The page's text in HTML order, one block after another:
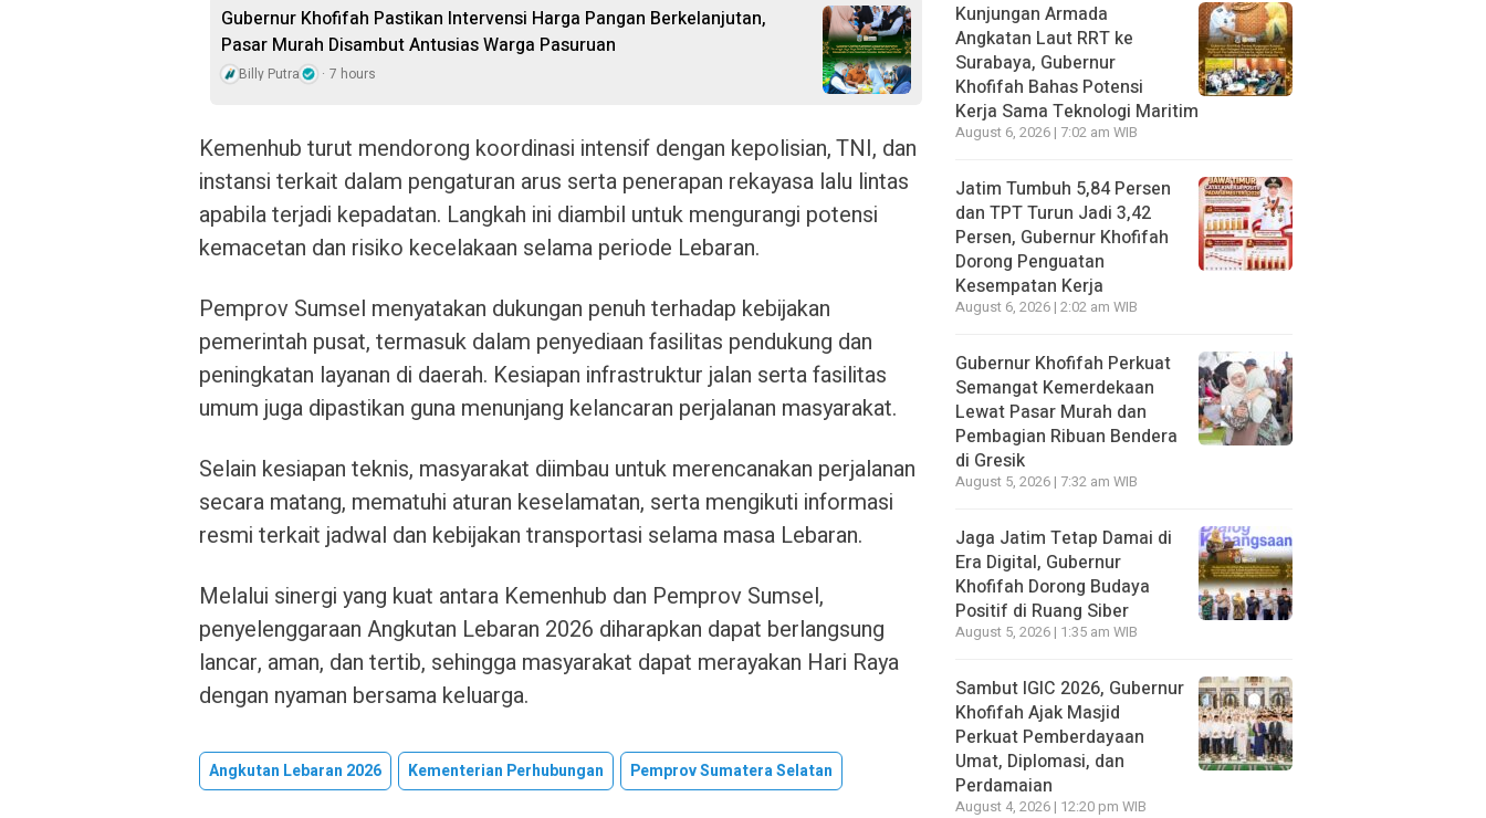
Gubernur Khofifah Pastikan Intervensi Harga Pangan Berkelanjutan,
Pasar Murah Disambut Antusias Warga Pasuruan
Billy Putra 7 hours
Kemenhub turut mendorong koordinasi intensif dengan kepolisian, TNI, dan
instansi terkait dalam pengaturan arus serta penerapan rekayasa lalu lintas
apabila terjadi kepadatan. Langkah ini diambil untuk mengurangi potensi
kemacetan dan risiko kecelakaan selama periode Lebaran.
Pemprov Sumsel menyatakan dukungan penuh terhadap kebijakan
pemerintah pusat, termasuk dalam penyediaan fasilitas pendukung dan
peningkatan layanan di daerah. Kesiapan infrastruktur jalan serta fasilitas
umum juga dipastikan guna menunjang kelancaran perjalanan masyarakat.
Selain kesiapan teknis, masyarakat diimbau untuk merencanakan perjalanan
secara matang, mematuhi aturan keselamatan, serta mengikuti informasi
resmi terkait jadwal dan kebijakan transportasi selama masa Lebaran.
Melalui sinergi yang kuat antara Kemenhub dan Pemprov Sumsel,
penyelenggaraan Angkutan Lebaran 2026 diharapkan dapat berlangsung
lancar, aman, dan tertib, sehingga masyarakat dapat merayakan Hari Raya
dengan nyaman bersama keluarga.
Angkutan Lebaran 2026 Kementerian Perhubungan Pemprov Sumatera Selatan
Kunjungan Armada
Angkatan Laut RRT ke
Surabaya, Gubernur
Khofifah Bahas Potensi
Kerja Sama Teknologi Maritim
August 6, 2026 | 7:02 am WIB
Jatim Tumbuh 5,84 Persen
dan TPT Turun Jadi 3,42
Persen, Gubernur Khofifah
Dorong Penguatan
Kesempatan Kerja
August 6, 2026 | 2:02 am WIB
Gubernur Khofifah Perkuat
Semangat Kemerdekaan
Lewat Pasar Murah dan
Pembagian Ribuan Bendera
di Gresik
August 5, 2026 | 7:32 am WIB
Jaga Jatim Tetap Damai di
Era Digital, Gubernur
Khofifah Dorong Budaya
Positif di Ruang Siber
August 5, 2026 | 1:35 am WIB
Sambut IGIC 2026, Gubernur
Khofifah Ajak Masjid
Perkuat Pemberdayaan
Umat, Diplomasi, dan
Perdamaian
August 4, 2026 | 12:20 pm WIB